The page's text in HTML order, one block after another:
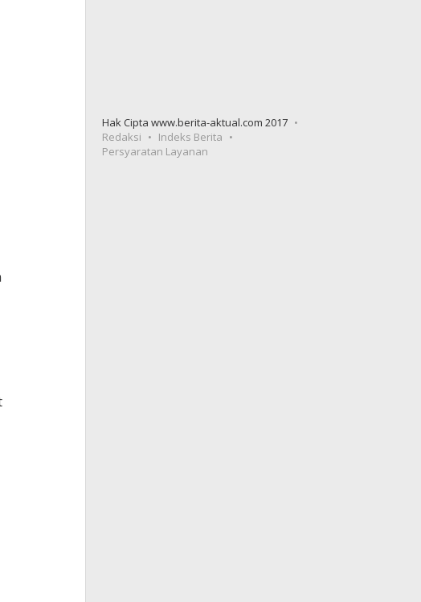
Hak Cipta www.berita-aktual.com 2017
Redaksi
Indeks Berita
Persyaratan Layanan